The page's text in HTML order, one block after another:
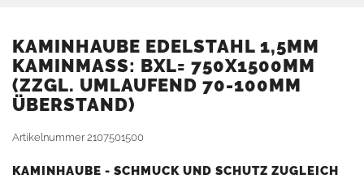
KAMINHAUBE EDELSTAHL 1,5MM
KAMINMASS: BXL= 750X1500MM (
ZZGL. UMLAUFEND 70-100MM Ü
BERSTAND)
Artikelnummer2107501500
KAMINHAUBE - SCHMUCK UND SCHUTZ ZUGLEICH